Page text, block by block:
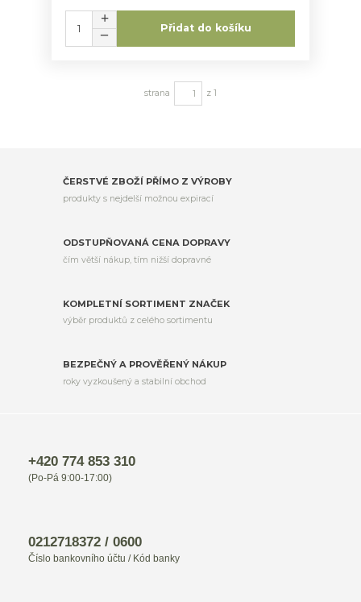
Přidat do košíku
strana z 1
ČERSTVÉ ZBOŽÍ PŘÍMO Z VÝROBY
produkty s nejdelší možnou expirací
ODSTUPŇOVANÁ CENA DOPRAVY
čím větší nákup, tím nižší dopravné
KOMPLETNÍ SORTIMENT ZNAČEK
výběr produktů z celého sortimentu
BEZPEČNÝ A PROVĚŘENÝ NÁKUP
roky vyzkoušený a stabilní obchod
+420 774 853 310
(Po-Pá 9:00-17:00)
0212718372 / 0600
Číslo bankovního účtu / Kód banky